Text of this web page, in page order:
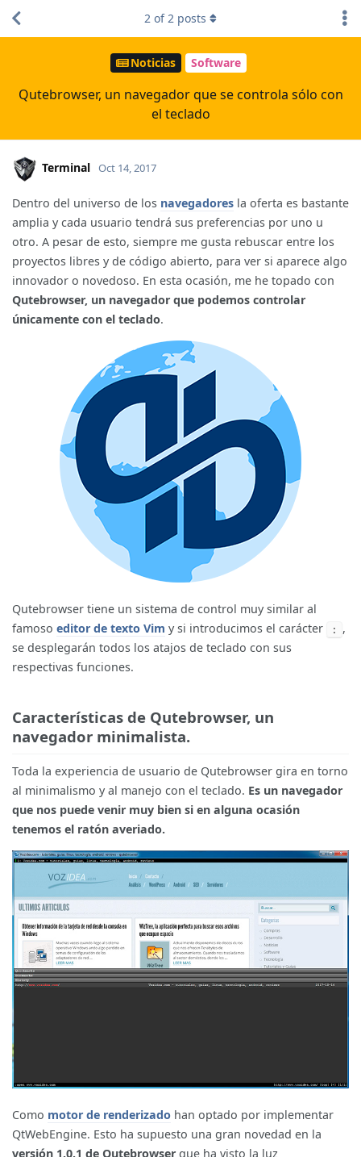
Noticias Software
Qutebrowser, un navegador que se controla sólo con
el teclado
2 of2 posts
Terminal Oct 14, 2017
Dentro del universo de los navegadores la oferta es bastante
amplia y cada usuario tendrá sus preferencias por uno u
otro. A pesar de esto, siempre me gusta rebuscar entre los
proyectos libres y de código abierto, para ver si aparece algo
innovador o novedoso. En esta ocasión, me he topado con
Qutebrowser, un navegador que podemos controlar
únicamente con el teclado.
Qutebrowser tiene un sistema de control muy similar al
famoso editor de texto Vim y si introducimos el carácter :
,
se desplegarán todos los atajos de teclado con sus
respectivas funciones.
Características de Qutebrowser, un
navegador minimalista.
Toda la experiencia de usuario de Qutebrowser gira en torno
al minimalismo y al manejo con el teclado. Es un navegador
que nos puede venir muy bien si en alguna ocasión
tenemos el ratón averiado.
Como motor de renderizado han optado por implementar
QtWebEngine. Esto ha supuesto una gran novedad en la
versión 1.0.1 de Qutebrowserque ha visto la luz